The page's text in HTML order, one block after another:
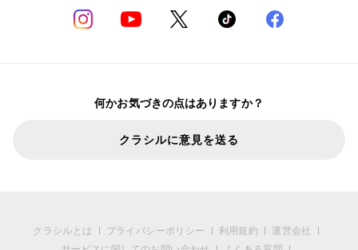
何かお気づきの点はありますか？
クラシルに意見を送る
クラシルとは プライバシーポリシー 利用規約
運営会社